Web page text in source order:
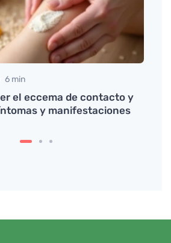
6 min
el eccema de contacto y
y manifestaciones